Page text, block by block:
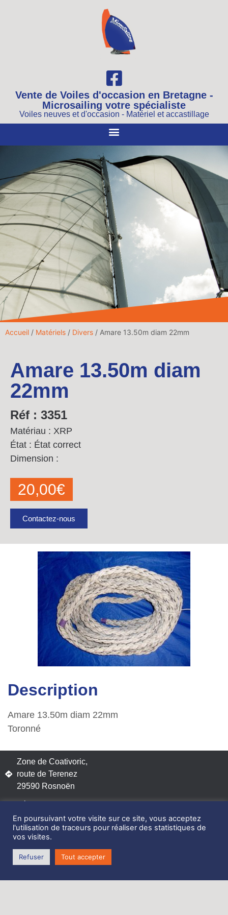
Vente de Voiles d'occasion en Bretagne -
Microsailing votre spécialiste
Voiles neuves et d'occasion - Matériel et accastillage
Accueil / Matériels / Divers / Amare 13.50m diam 22mm
Amare 13.50m diam
22mm
Réf : 3351
Matériau : XRP
État : État correct
Dimension :
20,00€
Contactez-nous
Description
Amare 13.50m diam 22mm
Toronné
Zone de Coativoric,
route de Terenez
29590 Rosnoën
En poursuivant votre visite sur ce site, vous acceptez
l'utilisation de traceurs pour réaliser des statistiques de
vos visites.
Refuser Tout accepter